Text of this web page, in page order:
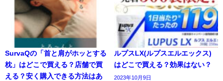
SurvaQの「首と肩がホッとする
枕」はどこで買える？店舗で買
える？安く購入できる方法はあ
ルプスLX(ルプスエルエックス)
はどこで買える？効果はない？
2023年10月9日